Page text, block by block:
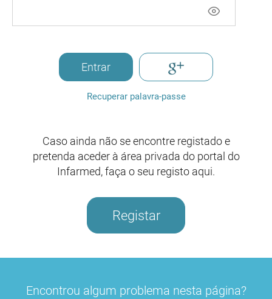
Entrar
Recuperar palavra-passe
Caso ainda não se encontre registado e
pretenda aceder à área privada do portal do
Infarmed, faça o seu registo aqui.
Registar
Encontrou algum problema nesta página?